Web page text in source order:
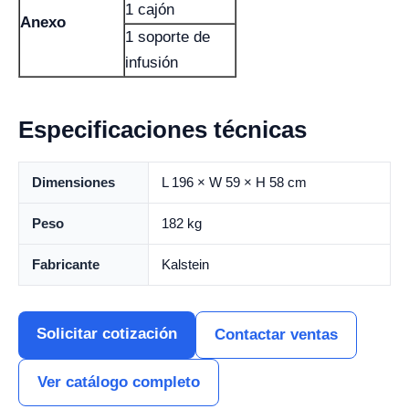
Anexo
1 cajón
1 soporte de
infusión
Especificaciones técnicas
Dimensiones L 196 × W 59 × H 58 cm
Peso 182 kg
Fabricante Kalstein
Solicitar cotización Contactar ventas
Ver catálogo completo